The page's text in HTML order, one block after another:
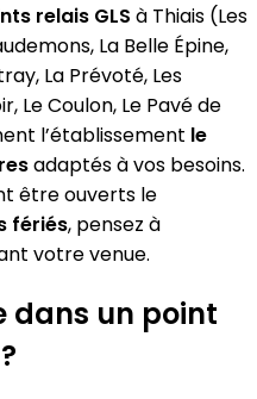
relais GLS à Thiais (Les
La Belle Épine,
La Prévoté, Les
Le Coulon, Le Pavé de
l’établissement le
adaptés à vos besoins.
être ouverts le
fériés, pensez à
votre venue.
dans un point